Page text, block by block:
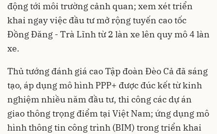
động tới môi trường cảnh quan; xem xét triển
khai ngay việc đầu tư mở rộng tuyến cao tốc
Đồng Đăng - Trà Lĩnh từ 2 làn xe lên quy mô 4 làn
xe.
Thủ tướng đánh giá cao Tập đoàn Đèo Cả đã sáng
tạo, áp dụng mô hình PPP+ được đúc kết từ kinh
nghiệm nhiều năm đầu tư, thi công các dự án
giao thông trọng điểm tại Việt Nam; ứng dụng mô
hình thông tin công trình (BIM) trong triển khai